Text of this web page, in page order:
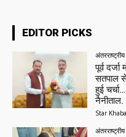
EDITOR PICKS
अंतरराष्ट्रीय
पूर्व
सतपाल
हुई
नैनीताल.
Star
अंतरराष्ट्रीय